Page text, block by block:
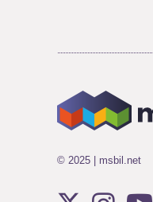
© 2025 | msbil.net